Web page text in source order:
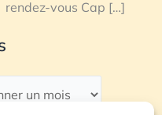
rendez-vous Cap […]